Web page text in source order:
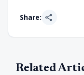
Share: share
Related